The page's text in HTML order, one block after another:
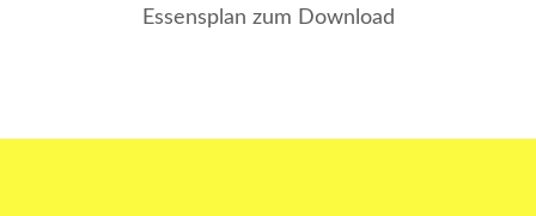
Essensplan zum Download